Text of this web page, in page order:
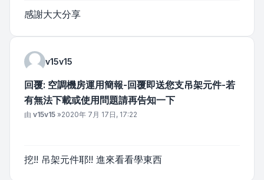
感謝大大分享
v15v15
回覆: 空調機房運用簡報-回覆即送您支吊架元件-若
有無法下載或使用問題請再告知一下
文章
由 v15v15 »2020年 7月 17日, 17:22
挖!! 吊架元件耶!! 進來看看學東西